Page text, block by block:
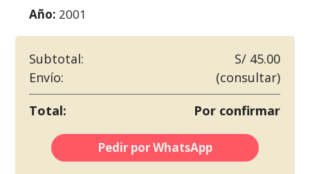
Año: 2001
Subtotal:
S/ 45.00
Envío:
(consultar)
Total:
Por confirmar
Pedir por WhatsApp